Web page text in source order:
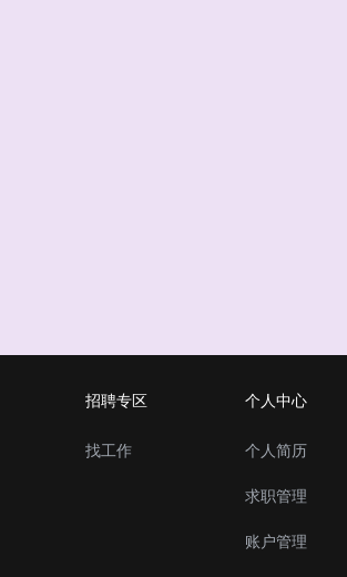
招聘专区
找工作
个人中心
个人简历
求职管理
账户管理